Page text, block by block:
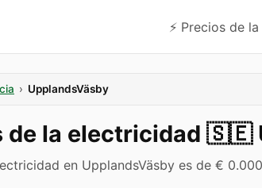
⚡️ Precios de
› UpplandsVäsby
de la electricidad 🇸🇪
en UpplandsVäsby es de €